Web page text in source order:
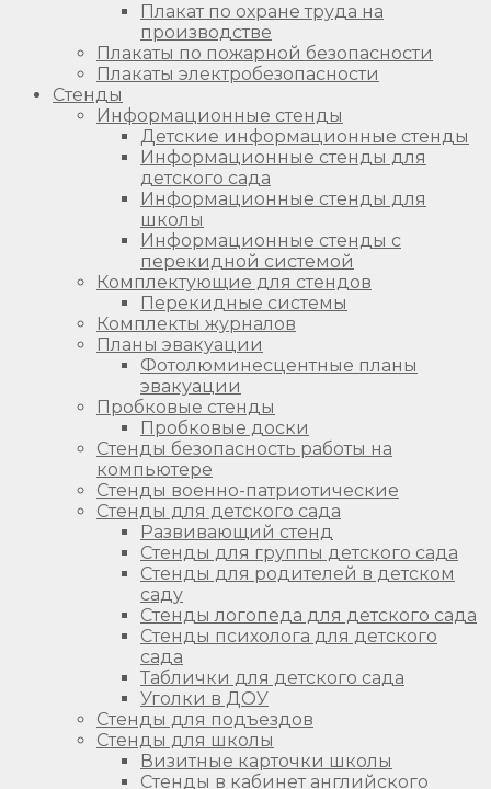
Плакат по охране труда на
производстве
Плакаты по пожарной безопасности
Плакаты электробезопасности
Стенды
Информационные стенды
Детские информационные стенды
Информационные стенды для
детского сада
Информационные стенды для
школы
Информационные стенды с
перекидной системой
Комплектующие для стендов
Перекидные системы
Комплекты журналов
Планы эвакуации
Фотолюминесцентные планы
эвакуации
Пробковые стенды
Пробковые доски
Стенды безопасность работы на
компьютере
Стенды военно-патриотические
Стенды для детского сада
Развивающий стенд
Стенды для группы детского сада
Стенды для родителей в детском
саду
Стенды логопеда для детского сада
Стенды психолога для детского
сада
Таблички для детского сада
Уголки в ДОУ
Стенды для подъездов
Стенды для школы
Визитные карточки школы
Стенды в кабинет английского